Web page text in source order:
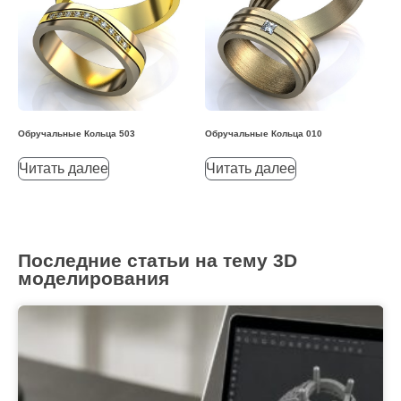
Обручальные Кольца 503
Читать далее
Обручальные Кольца 010
Читать далее
Последние статьи на тему 3D
моделирования